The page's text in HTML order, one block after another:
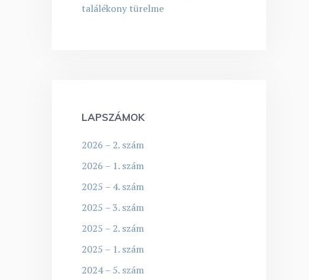
találékony türelme
LAPSZÁMOK
2026 – 2. szám
2026 – 1. szám
2025 – 4. szám
2025 – 3. szám
2025 – 2. szám
2025 – 1. szám
2024 – 5. szám